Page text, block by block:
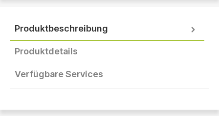
Produktbeschreibung
Produktdetails
Verfügbare Services